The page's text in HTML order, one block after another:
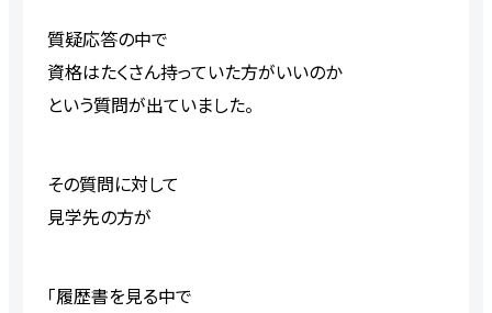
質疑応答の中で
資格はたくさん持っていた方がいいのか
という質問が出ていました。
その質問に対して
見学先の方が
「履歴書を見る中で